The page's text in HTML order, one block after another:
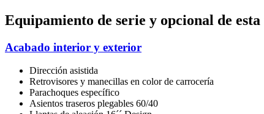
Equipamiento de serie y opcional de
Acabado interior y exterior
Dirección asistida
Retrovisores y manecillas en color de carrocería
Parachoques específico
Asientos traseros plegables 60/40